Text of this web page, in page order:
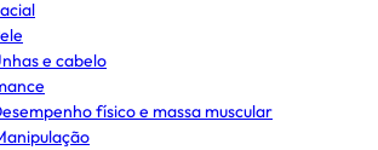
e cabelo
físico e massa muscular